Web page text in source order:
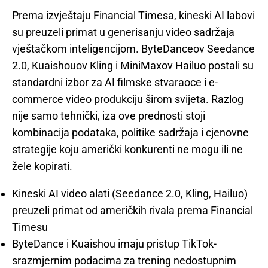
Prema izvještaju Financial Timesa, kineski AI labovi
su preuzeli primat u generisanju video sadržaja
vještačkom inteligencijom. ByteDanceov Seedance
2.0, Kuaishouov Kling i MiniMaxov Hailuo postali su
standardni izbor za AI filmske stvaraoce i e-
commerce video produkciju širom svijeta. Razlog
nije samo tehnički, iza ove prednosti stoji
kombinacija podataka, politike sadržaja i cjenovne
strategije koju američki konkurenti ne mogu ili ne
žele kopirati.
Kineski AI video alati (Seedance 2.0, Kling, Hailuo)
preuzeli primat od američkih rivala prema Financial
Timesu
ByteDance i Kuaishou imaju pristup TikTok-
srazmjernim podacima za trening nedostupnim